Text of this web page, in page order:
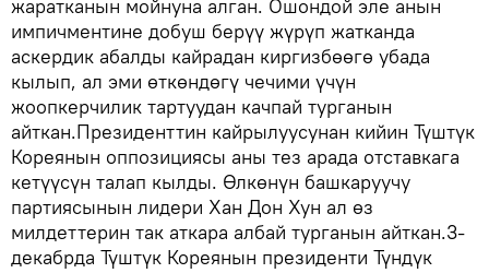
жаратканын мойнуна алган. Ошондой эле анын
импичментине добуш берүү жүрүп жатканда
аскердик абалды кайрадан киргизбөөгө убада
кылып, ал эми өткөндөгү чечими үчүн
жоопкерчилик тартуудан качпай турганын
айткан.Президенттин кайрылуусунан кийин Түштүк
Кореянын оппозициясы аны тез арада отставкага
кетүүсүн талап кылды. Өлкөнүн башкаруучу
партиясынын лидери Хан Дон Хун ал өз
милдеттерин так аткара албай турганын айткан.3-
декабрда Түштүк Кореянын президенти Түндүк